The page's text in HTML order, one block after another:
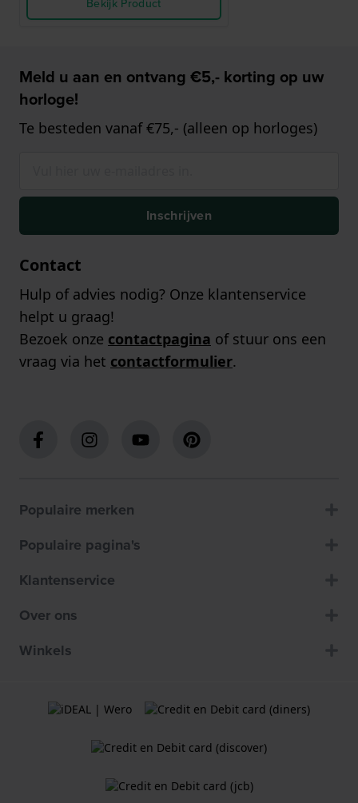
Bekijk Product
Meld u aan en ontvang €5,- korting op uw
horloge!
Te besteden vanaf €75,- (alleen op horloges)
Inschrijven
Contact
Hulp of advies nodig? Onze klantenservice
helpt u graag!
Bezoek onze contactpagina of stuur ons een
vraag via het contactformulier.
Populaire merken
Populaire pagina's
Klantenservice
Over ons
Winkels